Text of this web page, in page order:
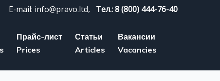
E-mail: info@pravo.ltd, Тел.: 8 (800) 444-76-40
Прайс-лист
Prices
Статьи
Articles
Вакансии
Vacancies